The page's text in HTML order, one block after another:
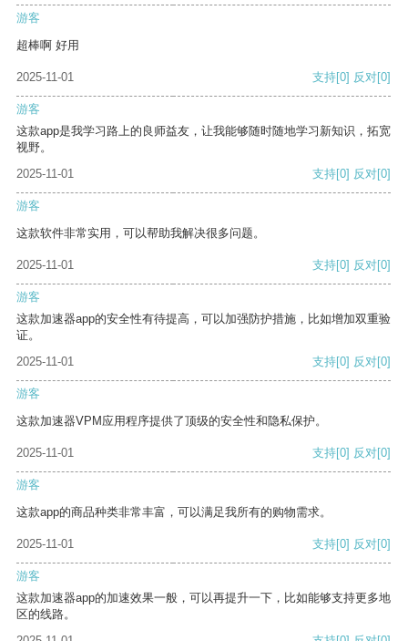
游客
超棒啊 好用
2025-11-01 支持[0] 反对[0]
游客
这款app是我学习路上的良师益友，让我能够随时随地学习新知识，拓宽
视野。
2025-11-01
支持[0] 反对[0]
游客
这款软件非常实用，可以帮助我解决很多问题。
2025-11-01 支持[0] 反对[0]
游客
这款加速器app的安全性有待提高，可以加强防护措施，比如增加双重验
证。
2025-11-01
支持[0] 反对[0]
游客
这款加速器VPM应用程序提供了顶级的安全性和隐私保护。
2025-11-01 支持[0] 反对[0]
游客
这款app的商品种类非常丰富，可以满足我所有的购物需求。
2025-11-01 支持[0] 反对[0]
游客
这款加速器app的加速效果一般，可以再提升一下，比如能够支持更多地
区的线路。